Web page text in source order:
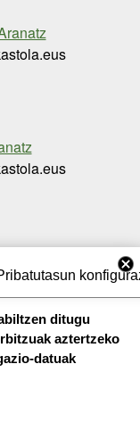
ditugu
aztertzeko
datuak